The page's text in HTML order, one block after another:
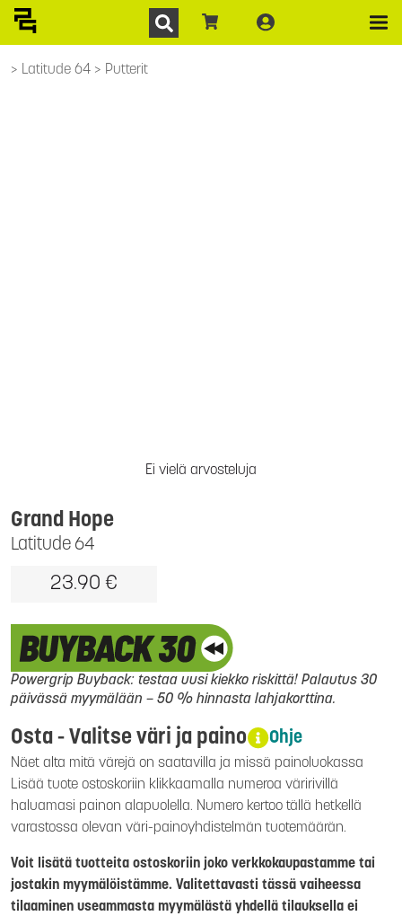
Latitude 64 Putterit
Ei vielä arvosteluja
Latitude 64
Grand Hope
23.90 €
Powergrip Buyback: testaa uusi kiekko riskittä! Palautus 30
päivässä myymälään – 50 % hinnasta lahjakorttina.
Osta - Valitse väri ja paino Ohje
Näet alta mitä värejä on saatavilla ja missä painoluokassa
Lisää tuote ostoskoriin klikkaamalla numeroa väririvillä
haluamasi painon alapuolella. Numero kertoo tällä hetkellä
varastossa olevan väri-painoyhdistelmän tuotemäärän.
Voit lisätä tuotteita ostoskoriin joko verkkokaupastamme tai
jostakin myymälöistämme. Valitettavasti tässä vaiheessa
tilaaminen useammasta myymälästä yhdellä tilauksella ei